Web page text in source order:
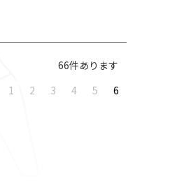
66件あります
1
2 3 4 5 6